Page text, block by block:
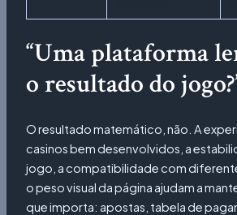
“Uma plataforma
o resultado do
O resultado matemático, não. A
casinos bem desenvolvidos, a
jogo, a compatibilidade com
o peso visual da página ajudam a
que importa: apostas, tabela de